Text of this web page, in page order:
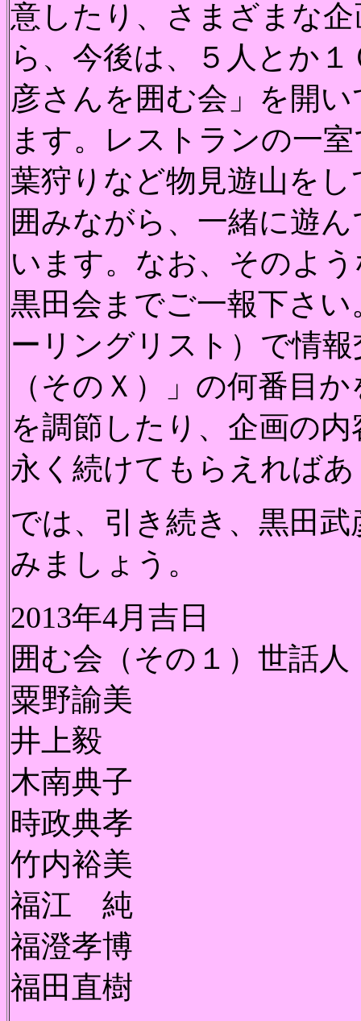
意したり、さまざまな
ら、今後は、５人とか
彦さんを囲む会」を開
ます。レストランの一
葉狩りなど物見遊山を
囲みながら、一緒に遊
います。なお、そのよ
黒田会までご一報下さ
ーリングリスト）で情
（そのＸ）」の何番目
を調節したり、企画の
永く続けてもらえれば
では、引き続き、黒田
みましょう。
2013年4月吉日
囲む会（その１）世話人
粟野諭美
井上毅
木南典子
時政典孝
竹内裕美
福江 純
福澄孝博
福田直樹